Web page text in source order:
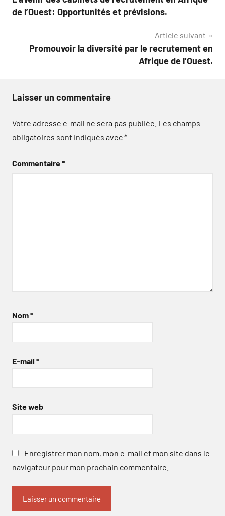
de
de l’Ouest: Opportunités et prévisions.
Article suivant
Promouvoir la diversité par le recrutement en
Afrique de l’Ouest.
Laisser un commentaire
Votre adresse e-mail ne sera pas publiée. Les champs
obligatoires sont indiqués avec*
Commentaire*
Nom*
E-mail *
Site web
Enregistrer mon nom, mon e-mail et mon site dans le
navigateur pour mon prochain commentaire.